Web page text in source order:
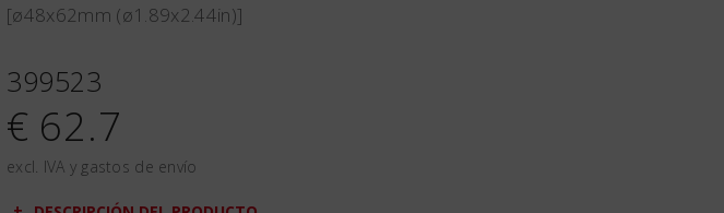
[ø48x62mm (ø1.89x2.44in)]
399523
€ 62.7
excl. IVA y gastos de envío